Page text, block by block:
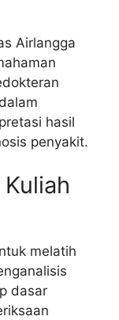
Airlangga
hasil
penyakit.
melatih
dasar